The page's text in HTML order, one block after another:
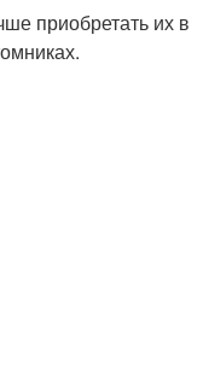
приобретать их в